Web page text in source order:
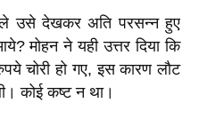
उसे देखकर अति परसन्न हुए
मोहन ने यही उत्तर दिया कि
चोरी हो गए, इस कारण लौट
कोई कष्ट न था।